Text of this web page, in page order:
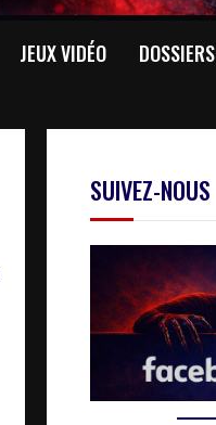
JEUX VIDÉO DOSSIERS
SUIVEZ-NOUS